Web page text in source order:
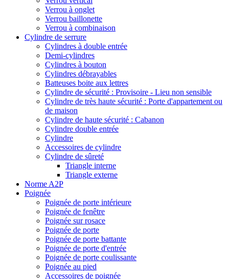
Verrou à onglet
Verrou baillonette
Verrou à combinaison
Cylindre de serrure
Cylindres à double entrée
Demi-cylindres
Cylindres à bouton
Cylindres débrayables
Batteuses boite aux lettres
Cylindre de sécurité : Provisoire - Lieu non sensible
Cylindre de très haute sécurité : Porte d'appartement ou
de maison
Cylindre de haute sécurité : Cabanon
Cylindre double entrée
Cylindre
Accessoires de cylindre
Cylindre de sûreté
Triangle interne
Triangle externe
Norme A2P
Poignée
Poignée de porte intérieure
Poignée de fenêtre
Poignée sur rosace
Poignée de porte
Poignée de porte battante
Poignée de porte d'entrée
Poignée de porte coulissante
Poignée au pied
Accessoires de poignée